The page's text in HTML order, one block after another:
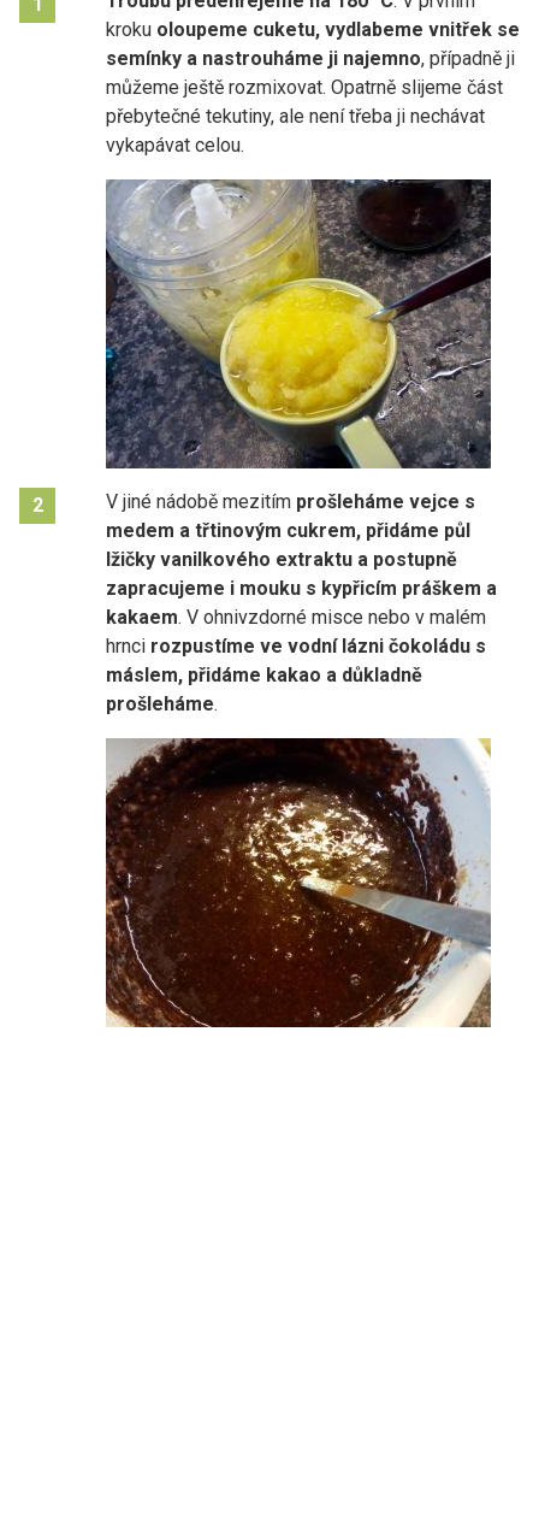
kroku oloupeme cuketu, vydlabeme vnitřek se
semínky a nastrouháme ji najemno, případně ji
můžeme ještě rozmixovat. Opatrně slijeme část
přebytečné tekutiny, ale není třeba ji nechávat
vykapávat celou.
2 V jiné nádobě mezitím prošleháme vejce s
medem a třtinovým cukrem, přidáme půl
lžičky vanilkového extraktu a postupně
zapracujeme i mouku s kypřicím práškem a
kakaem. V ohnivzdorné misce nebo v malém
hrnci rozpustíme ve vodní lázni čokoládu s
máslem, přidáme kakao a důkladně
prošleháme.